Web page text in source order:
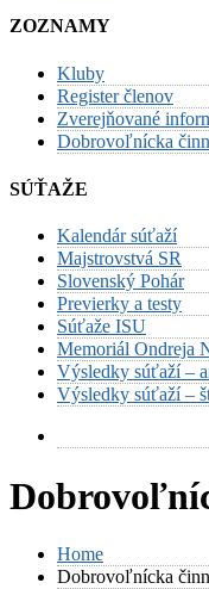
ZOZNAMY
Kluby
Register členov
Zverejňované
Dobrovoľnícka
SÚŤAŽE
Kalendár súťaží
Majstrovstvá SR
Slovenský Pohár
Previerky a testy
Súťaže ISU
Memoriál Ondreja
Výsledky súťaží –
Výsledky súťaží –
Home
Dobrovoľnícka